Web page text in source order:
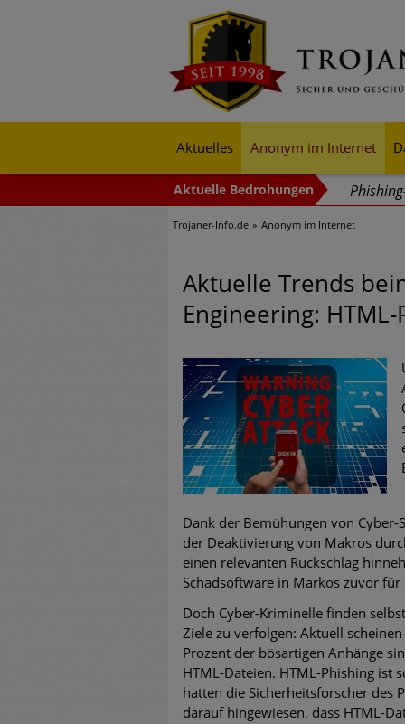
Aktuelles Anonym im Internet
Trends
mehr
Digitale
warnen
Aktuelle
Fake-
Cyber
Trojaner-Info.de Anonym im Internet
Aktuelle Trends
Engineering:
Dank der Bemühungen von
der Deaktivierung von Makros
einen relevanten Rückschlag
Schadsoftware in Markos zuvor
Doch Cyber-Kriminelle finden
Ziele zu verfolgen: Aktuell
Prozent der bösartigen Anhänge
HTML-Dateien. HTML-Phishing ist
hatten die Sicherheitsforscher des
darauf hingewiesen, dass HTML-